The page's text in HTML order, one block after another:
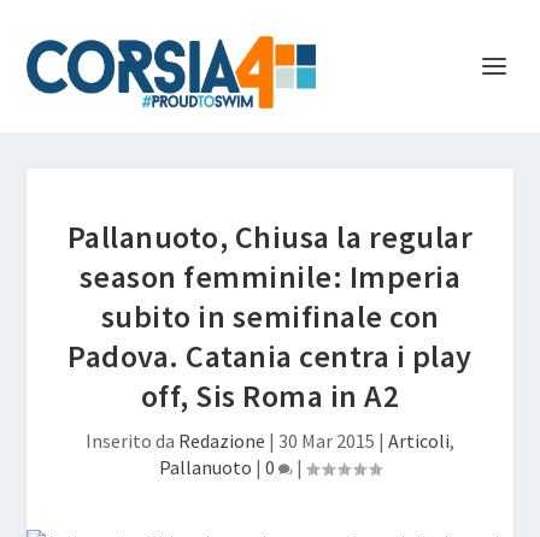
Pallanuoto, Chiusa la regular
season femminile: Imperia
subito in semifinale con
Padova. Catania centra i play
off, Sis Roma in A2
Inserito da Redazione | 30 Mar 2015 | Articoli,
Pallanuoto | 0 |